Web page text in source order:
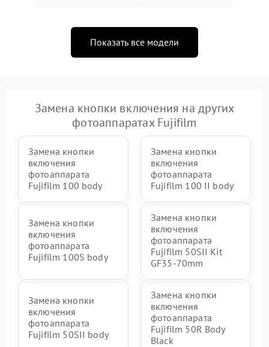
Показать все модели
Замена кнопки включения на других
фотоаппаратах Fujifilm
Замена кнопки
включения
фотоаппарата
Fujifilm 100 body
Замена кнопки
включения
фотоаппарата
Fujifilm 100 II body
Замена кнопки
включения
фотоаппарата
Fujifilm 100S body
Замена кнопки
включения
фотоаппарата
Fujifilm 50SII Kit
GF35-70mm
Замена кнопки
включения
фотоаппарата
Fujifilm 50SII body
Замена кнопки
включения
фотоаппарата
Fujifilm 50R Body
Black